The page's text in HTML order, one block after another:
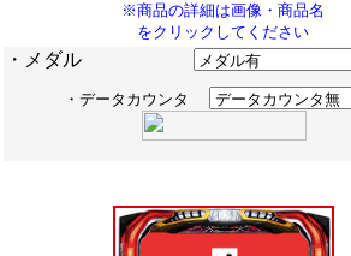
※商品の詳細は画像・商品名
をクリックしてください
・メダル
・データカウンタ